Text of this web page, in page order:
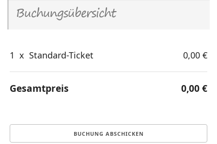
Buchungsübersicht
1 x Standard-Ticket 0,00 €
Gesamtpreis 0,00 €